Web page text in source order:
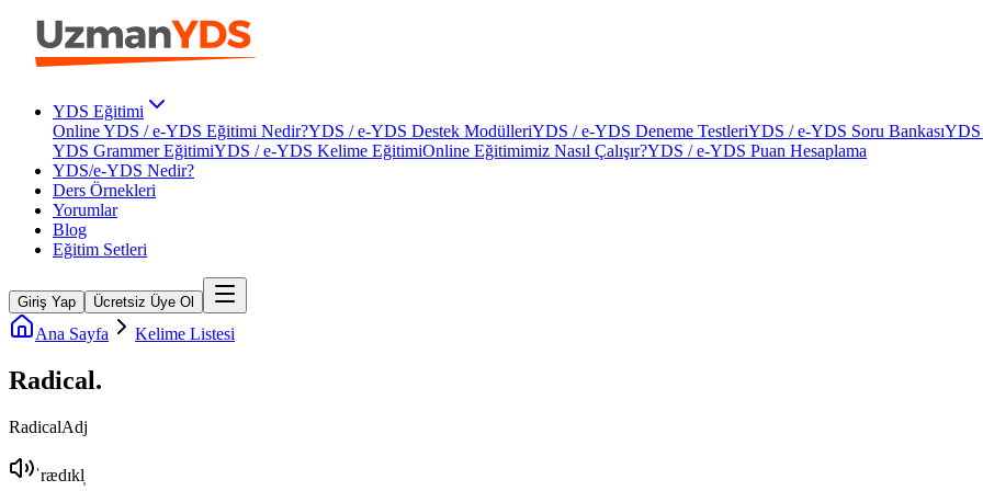
YDS Eğitimi
Online YDS / e-YDS Eğitimi Nedir?YDS / e-YDS Destek ModülleriYDS / e-YDS Deneme TestleriYDS / e-YDS Soru BankasıYDS
YDS Grammer EğitimiYDS / e-YDS Kelime EğitimiOnline Eğitimimiz Nasıl Çalışır?YDS / e-YDS Puan Hesaplama
YDS/e-YDS Nedir?
Ders Örnekleri
Yorumlar
Blog
Eğitim Setleri
Giriş Yap Ücretsiz Üye Ol
Ana Sayfa Kelime Listesi
Radical.
RadicalAdj
ˈrædɪkl̩